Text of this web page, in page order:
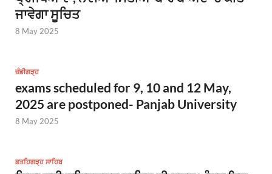
ਜਾਵੇਗਾ ਸੂਚਿਤ
8 May 2025
ਚੰਡੀਗੜ੍ਹ
exams scheduled for 9, 10 and 12 May,
2025 are postponed- Panjab University
8 May 2025
ਫ਼ਤਹਿਗੜ੍ਹ ਸਾਹਿਬ